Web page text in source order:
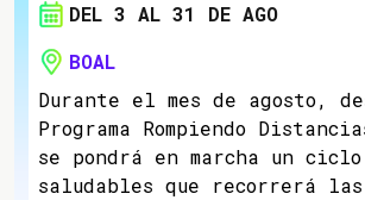
DEL 3 AL 31 DE AGO
BOAL
Durante el mes de agosto,
Programa Rompiendo
se pondrá en marcha un
saludables que recorrerá